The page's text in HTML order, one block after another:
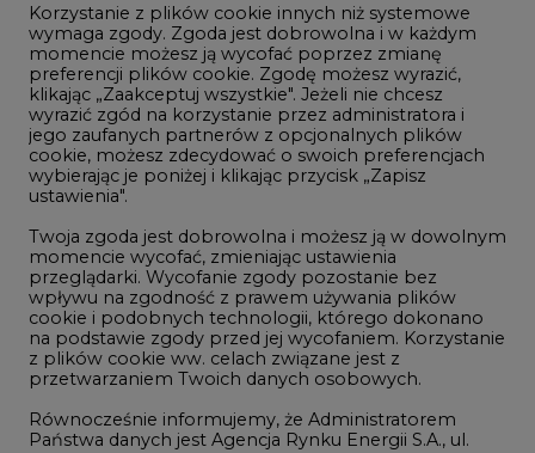
Innowacje i AI
Telekomunikacja i IT
Handel emisjami CO2
Wodór
Górnictwo
Atom
Fotowoltaika
Offshore wind
Zielone samorządy
Korzystanie z plików cookie innych niż systemowe
wymaga zgody. Zgoda jest dobrowolna i w każdym
momencie możesz ją wycofać poprzez zmianę
preferencji plików cookie. Zgodę możesz wyrazić,
klikając „Zaakceptuj wszystkie". Jeżeli nie chcesz
wyrazić zgód na korzystanie przez administratora i
jego zaufanych partnerów z opcjonalnych plików
cookie, możesz zdecydować o swoich preferencjach
wybierając je poniżej i klikając przycisk „Zapisz
ustawienia".
Twoja zgoda jest dobrowolna i możesz ją w dowolnym
momencie wycofać, zmieniając ustawienia
przeglądarki. Wycofanie zgody pozostanie bez
wpływu na zgodność z prawem używania plików
cookie i podobnych technologii, którego dokonano
na podstawie zgody przed jej wycofaniem. Korzystanie
z plików cookie ww. celach związane jest z
przetwarzaniem Twoich danych osobowych.
Równocześnie informujemy, że Administratorem
Państwa danych jest Agencja Rynku Energii S.A., ul.